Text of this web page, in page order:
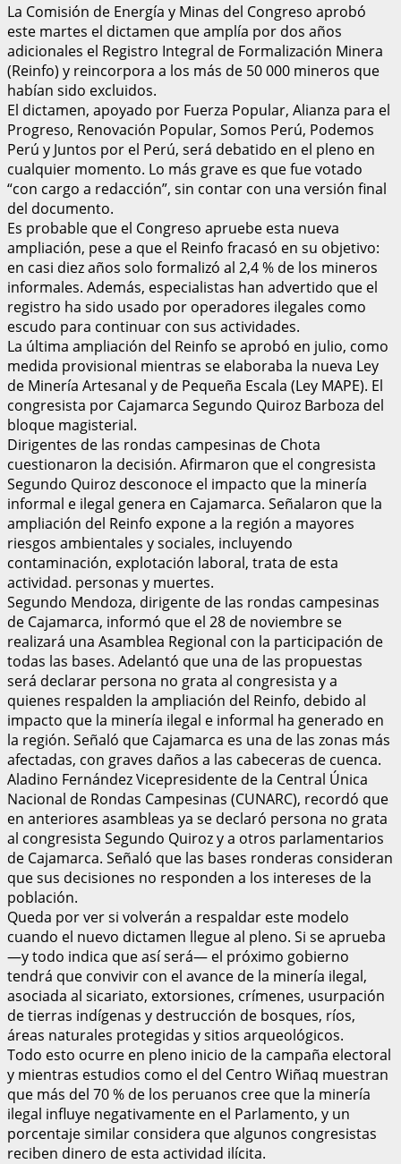
La Comisión de Energía y Minas del Congreso aprobó
este martes el dictamen que amplía por dos años
adicionales el Registro Integral de Formalización Minera
(Reinfo) y reincorpora a los más de 50 000 mineros que
habían sido excluidos.
El dictamen, apoyado por Fuerza Popular, Alianza para el
Progreso, Renovación Popular, Somos Perú, Podemos
Perú y Juntos por el Perú, será debatido en el pleno en
cualquier momento. Lo más grave es que fue votado
“con cargo a redacción”, sin contar con una versión final
del documento.
Es probable que el Congreso apruebe esta nueva
ampliación, pese a que el Reinfo fracasó en su objetivo:
en casi diez años solo formalizó al 2,4 % de los mineros
informales. Además, especialistas han advertido que el
registro ha sido usado por operadores ilegales como
escudo para continuar con sus actividades.
La última ampliación del Reinfo se aprobó en julio, como
medida provisional mientras se elaboraba la nueva Ley
de Minería Artesanal y de Pequeña Escala (Ley MAPE). El
congresista por Cajamarca Segundo Quiroz Barboza del
bloque magisterial.
Dirigentes de las rondas campesinas de Chota
cuestionaron la decisión. Afirmaron que el congresista
Segundo Quiroz desconoce el impacto que la minería
informal e ilegal genera en Cajamarca. Señalaron que la
ampliación del Reinfo expone a la región a mayores
riesgos ambientales y sociales, incluyendo
contaminación, explotación laboral, trata de esta
actividad. personas y muertes.
Segundo Mendoza, dirigente de las rondas campesinas
de Cajamarca, informó que el 28 de noviembre se
realizará una Asamblea Regional con la participación de
todas las bases. Adelantó que una de las propuestas
será declarar persona no grata al congresista y a
quienes respalden la ampliación del Reinfo, debido al
impacto que la minería ilegal e informal ha generado en
la región. Señaló que Cajamarca es una de las zonas más
afectadas, con graves daños a las cabeceras de cuenca.
Aladino Fernández Vicepresidente de la Central Única
Nacional de Rondas Campesinas (CUNARC), recordó que
en anteriores asambleas ya se declaró persona no grata
al congresista Segundo Quiroz y a otros parlamentarios
de Cajamarca. Señaló que las bases ronderas consideran
que sus decisiones no responden a los intereses de la
población.
Queda por ver si volverán a respaldar este modelo
cuando el nuevo dictamen llegue al pleno. Si se aprueba
—y todo indica que así será— el próximo gobierno
tendrá que convivir con el avance de la minería ilegal,
asociada al sicariato, extorsiones, crímenes, usurpación
de tierras indígenas y destrucción de bosques, ríos,
áreas naturales protegidas y sitios arqueológicos.
Todo esto ocurre en pleno inicio de la campaña electoral
y mientras estudios como el del Centro Wiñaq muestran
que más del 70 % de los peruanos cree que la minería
ilegal influye negativamente en el Parlamento, y un
porcentaje similar considera que algunos congresistas
reciben dinero de esta actividad ilícita.